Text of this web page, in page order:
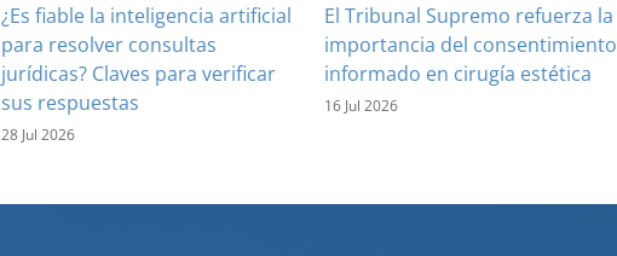
¿Es fiable la inteligencia artificial
para resolver consultas
jurídicas? Claves para verificar
sus respuestas
28 Jul 2026
El Tribunal Supremo refuerza la
importancia del consentimiento
informado en cirugía estética
16 Jul 2026